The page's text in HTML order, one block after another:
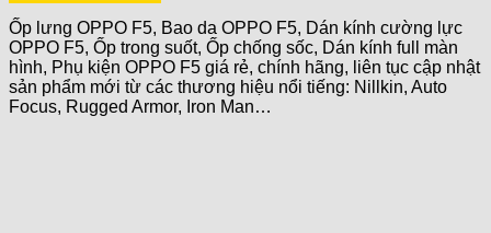
Ốp lưng OPPO F5, Bao da OPPO F5, Dán kính cường lực
OPPO F5, Ốp trong suốt, Ốp chống sốc, Dán kính full màn
hình, Phụ kiện OPPO F5 giá rẻ, chính hãng, liên tục cập nhật
sản phẩm mới từ các thương hiệu nổi tiếng: Nillkin, Auto
Focus, Rugged Armor, Iron Man…